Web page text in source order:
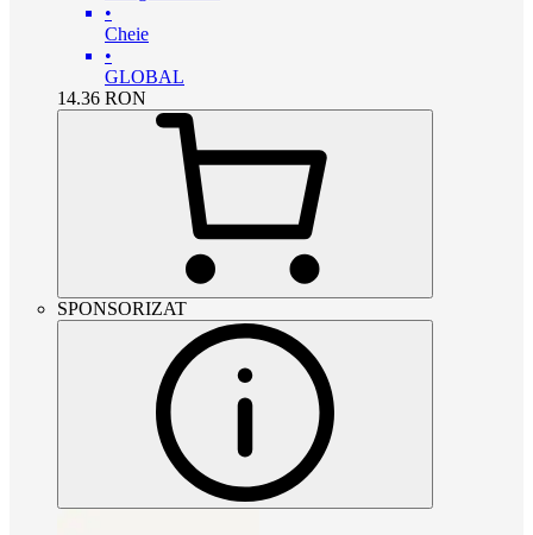
•
Cheie
•
GLOBAL
14.36 RON
SPONSORIZAT